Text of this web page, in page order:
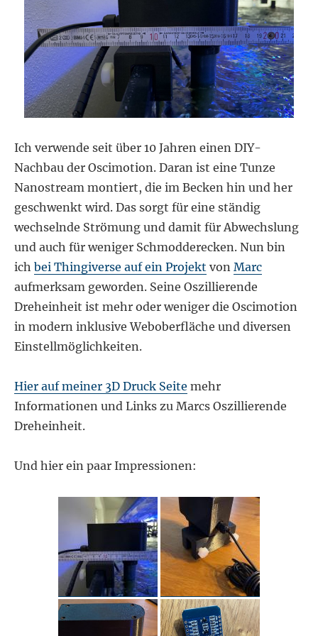
Ich verwende seit über 10 Jahren einen DIY-
Nachbau der Oscimotion. Daran ist eine Tunze
Nanostream montiert, die im Becken hin und her
geschwenkt wird. Das sorgt für eine ständig
wechselnde Strömung und damit für Abwechslung
und auch für weniger Schmodderecken. Nun bin
ichbei Thingiverse auf ein Projekt vonMarc
aufmerksam geworden. Seine Oszillierende
Dreheinheit ist mehr oder weniger die Oscimotion
in modern inklusive Weboberfläche und diversen
Einstellmöglichkeiten.
Hier auf meiner 3D Druck Seite mehr
Informationen und Links zu Marcs Oszillierende
Dreheinheit.
Und hier ein paar Impressionen: